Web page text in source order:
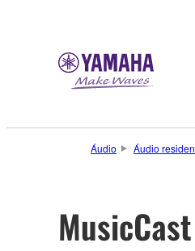
Áudio Áudio